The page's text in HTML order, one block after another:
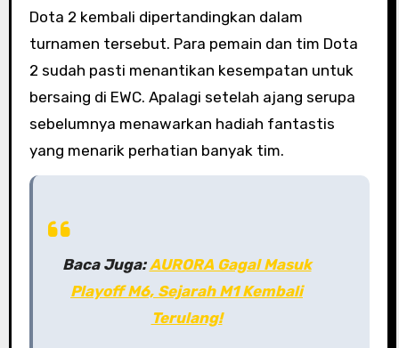
Dota 2 kembali dipertandingkan dalam
turnamen tersebut. Para pemain dan tim Dota
2 sudah pasti menantikan kesempatan untuk
bersaing di EWC. Apalagi setelah ajang serupa
sebelumnya menawarkan hadiah fantastis
yang menarik perhatian banyak tim.
Baca Juga:AURORA Gagal Masuk
Playoff M6, Sejarah M1 Kembali
Terulang!